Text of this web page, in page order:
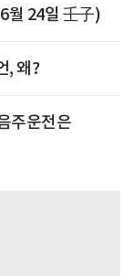
월 24일 壬子)
, 왜?
주운전은